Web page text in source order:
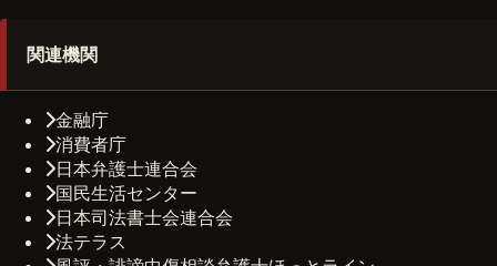
関連機関
金融庁
消費者庁
日本弁護士連合会
国民生活センター
日本司法書士会連合会
法テラス